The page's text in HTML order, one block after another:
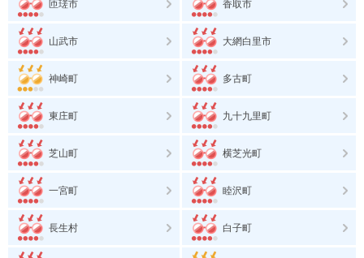
匝瑳市 香取市
山武市 大網白里市
神崎町 多古町
東庄町 九十九里町
芝山町 横芝光町
一宮町 睦沢町
長生村 白子町